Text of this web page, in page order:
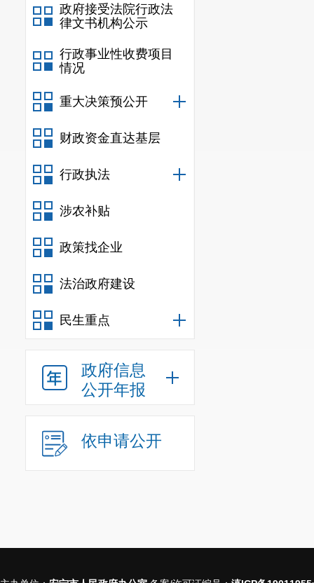
政府接受法院行政法
律文书机构公示
行政事业性收费项目
情况
重大决策预公开
财政资金直达基层
行政执法
涉农补贴
政策找企业
法治政府建设
民生重点
政府信息
公开年报
依申请公开